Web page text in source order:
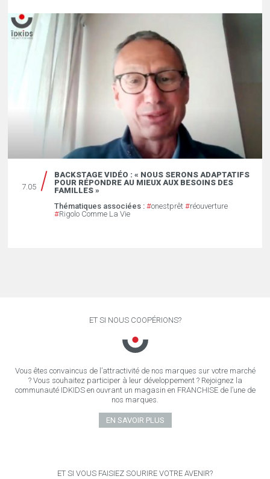
7.05
BACKSTAGE VIDÉO : « NOUS SERONS ADAPTATIFS
POUR RÉPONDRE AU MIEUX AUX BESOINS DES
FAMILLES »
Thématiques associées : #onestprêt #réouverture
#Rigolo Comme La Vie
ET SI NOUS COOPÉRIONS?
Vous êtes convaincus de l’attractivité de nos marques sur votre marché
? Vous souhaitez participer à leur développement ? Rejoignez la
communauté IDKIDS en ouvrant un magasin en FRANCHISE de l’une de
nos marques.
EN SAVOIR PLUS
ET SI VOUS FAISIEZ SOURIRE VOTRE AVENIR?